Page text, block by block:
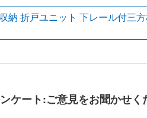
納 折戸ユニット 下レール付三
ケート:ご意見をお聞かせく